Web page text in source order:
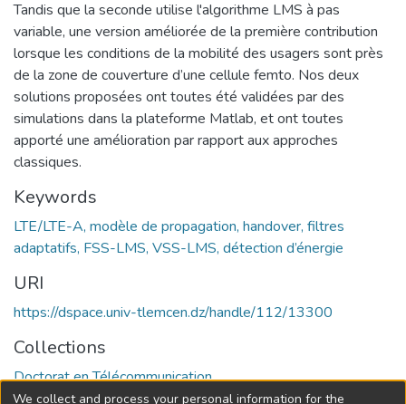
Tandis que la seconde utilise l'algorithme LMS à pas
variable, une version améliorée de la première contribution
lorsque les conditions de la mobilité des usagers sont près
de la zone de couverture d’une cellule femto. Nos deux
solutions proposées ont toutes été validées par des
simulations dans la plateforme Matlab, et ont toutes
apporté une amélioration par rapport aux approches
classiques.
Keywords
LTE/LTE-A, modèle de propagation, handover, filtres
adaptatifs, FSS-LMS, VSS-LMS, détection d’énergie
URI
https://dspace.univ-tlemcen.dz/handle/112/13300
Collections
Doctorat en Télécommunication
We collect and process your personal information for the